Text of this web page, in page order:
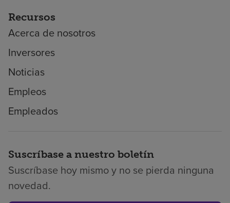
Recursos
Acerca de nosotros
Inversores
Noticias
Empleos
Empleados
Suscríbase a nuestro boletín
Suscríbase hoy mismo y no se pierda ninguna
novedad.